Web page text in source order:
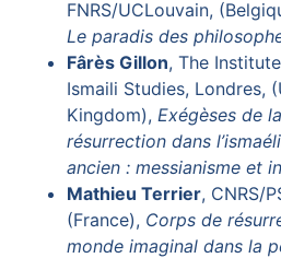
FNRS/UCLouvain,
Le paradis des
Fârès Gillon, The
Ismaili Studies, Londres,
Kingdom), Exégèses de la
résurrection dans
ancien : messianisme et
Mathieu Terrier, CNRS/
(France), Corps de
monde imaginal dans la